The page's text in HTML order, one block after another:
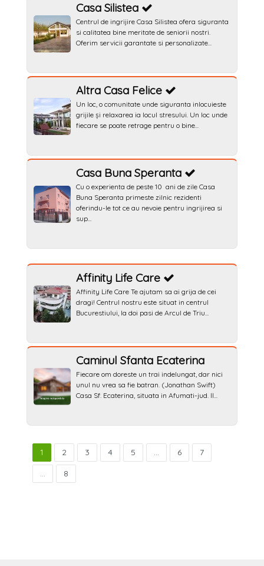
Casa Silistea
Centrul de ingrijire Casa Silistea ofera siguranta
si calitatea bine meritate de seniorii nostri.
Oferim servicii garantate si personalizate...
Altra Casa Felice
Un loc, o comunitate unde siguranta inlocuieste
grijile și relaxarea ia locul stresului. Un loc unde
fiecare se poate retrage pentru o bine...
Casa Buna Speranta
Cu o experienta de peste 10 ani de zile Casa
Buna Speranta primeste zilnic rezidenti
oferindu-le tot ce au nevoie pentru ingrijirea si
sup...
Affinity Life Care
Affinity Life Care Te ajutam sa ai grija de cei
dragi! Centrul nostru este situat in centrul
Bucurestiului, la doi pasi de Arcul de Triu...
Caminul Sfanta Ecaterina
Fiecare om doreste un trai indelungat, dar nici
unul nu vrea sa fie batran. (Jonathan Swift)
Casa Sf. Ecaterina, situata in Afumati-jud. Il...
1 2 3 4 5 ... 6
7
...
8